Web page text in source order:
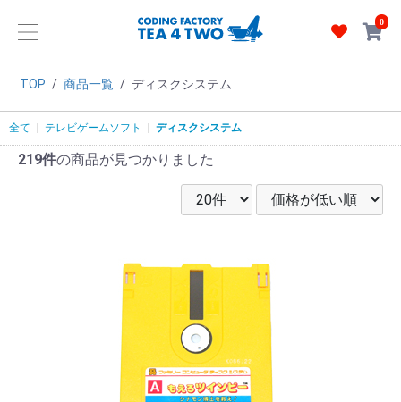
0
TOP / 商品一覧 / ディスクシステム
全て テレビゲームソフト ディスクシステム
219件の商品が見つかりました